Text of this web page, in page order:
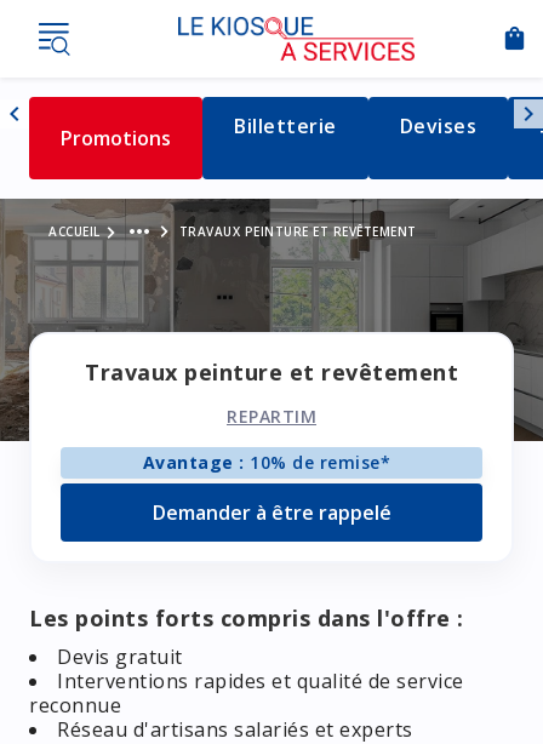
shopping_bag
chevron_left
Naviguer vers la gauche
Détail de la catégorie
Promotions Détail de la catégorie
Billetterie Détail de la
Devises chevron_right
ACCUEIL Voir le fil d'Ariane
more_horiz TRAVAUX PEINTURE ET REVÊTEMENT
Travaux peinture et revêtement
REPARTIM
Avantage : 10% de remise*
Demander à être rappelé
Les points forts compris dans l'offre :
Devis gratuit
Interventions rapides et qualité de service
reconnue
Réseau d'artisans salariés et experts